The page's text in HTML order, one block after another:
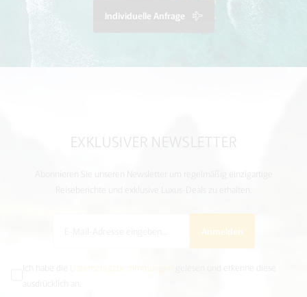
Individuelle Anfrage
EXKLUSIVER NEWSLETTER
Abonnieren Sie unseren Newsletter um regelmäßig einzigartige
Anmelden
Datenschutzbestimmungen